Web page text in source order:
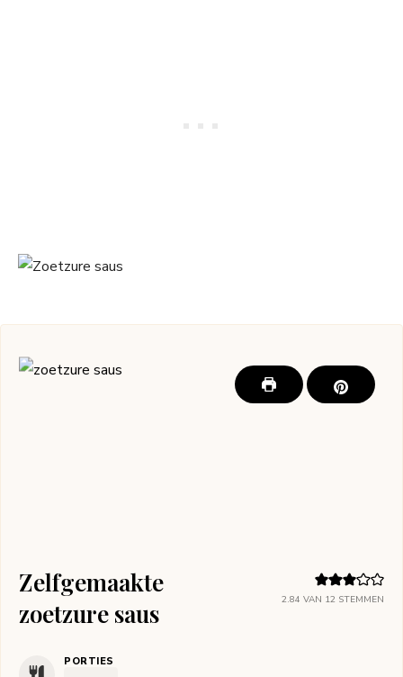
2.84 VAN 12 STEMMEN
Zelfgemaakte
zoetzure saus
PORTIES